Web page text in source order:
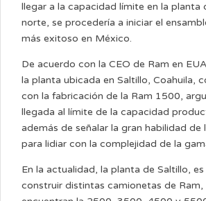
llegar a la capacidad límite en la planta
norte, se procedería a iniciar el
más exitoso en México.
De acuerdo con la CEO de Ram en
la planta ubicada en Saltillo, Coahuila,
con la fabricación de la Ram 1500,
llegada al límite de la capacidad
además de señalar la gran habilidad de
para lidiar con la complejidad de la
En la actualidad, la planta de Saltillo,
construir distintas camionetas de Ram,